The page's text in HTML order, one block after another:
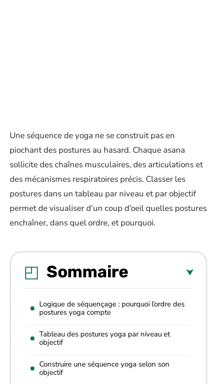
Une séquence de yoga ne se construit pas en
piochant des postures au hasard. Chaque asana
sollicite des chaînes musculaires, des articulations et
des mécanismes respiratoires précis. Classer les
postures dans un tableau par niveau et par objectif
permet de visualiser d’un coup d’oeil quelles postures
enchaîner, dans quel ordre, et pourquoi.
Sommaire
Logique de séquençage : pourquoi l’ordre des
postures yoga compte
Tableau des postures yoga par niveau et
objectif
Construire une séquence yoga selon son
objectif